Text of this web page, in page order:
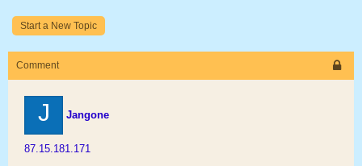
Start a New Topic
Comment
J Jangone
87.15.181.171